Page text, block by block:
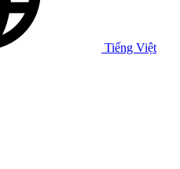
Tiếng Việt